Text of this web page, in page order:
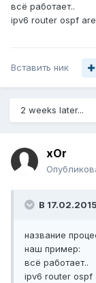
всё работает..
ipv6 router ospf
Вставить ник
2 weeks later...
xOr
В
название
наш пример:
всё работает..
ipv6 router ospf